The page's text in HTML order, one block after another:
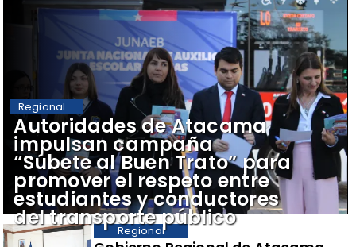
Regional
Autoridades de Atacama
impulsan campaña
“Súbete al Buen Trato” para
promover el respeto entre
estudiantes y conductores
del transporte público
Regional